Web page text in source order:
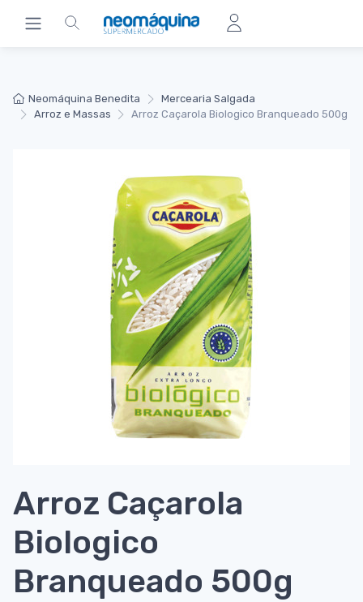
Neomáquina Benedita
Mercearia Salgada
Arroz e Massas
Arroz Caçarola Biologico Branqueado 500g
Arroz Caçarola
Biologico
Branqueado 500g